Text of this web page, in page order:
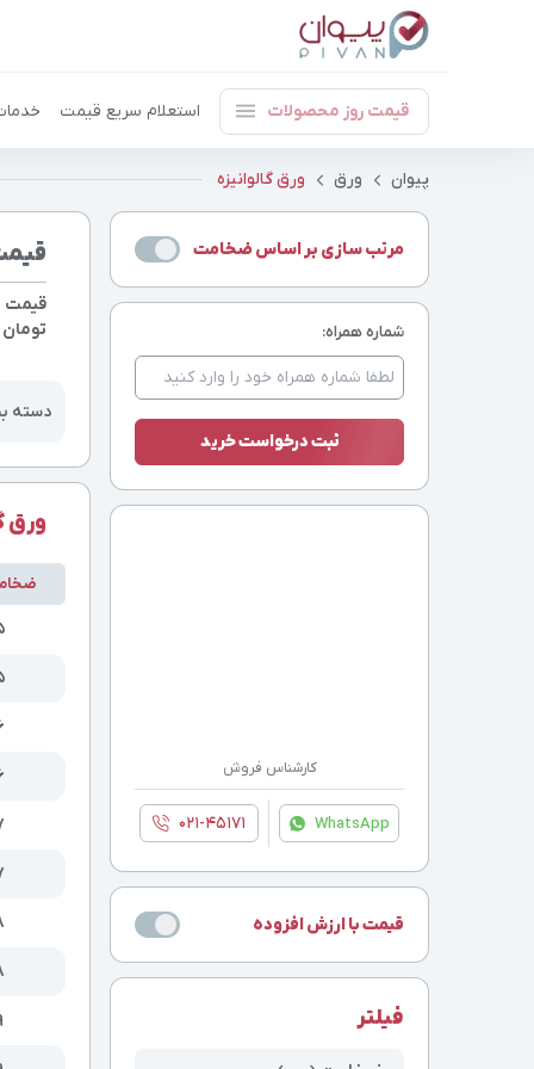
قیمت روز محصولات استعلام سریع قیمت
پیوان ورق ورق گالوانیزه
قیمت
تومان
دسته
ورق
مرتب سازی بر اساس ضخامت
شماره همراه:
کارشناس فروش
WhatsApp ۰۲۱-۴۵۱۷۱
قیمت با ارزش افزوده
فیلتر